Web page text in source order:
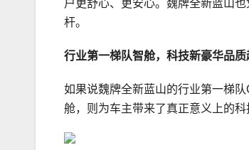
户更舒心、更安心。魏牌全新蓝山
杆。
行业第一梯队智舱， 科技新豪华品质
如果说魏牌全新蓝山的行业第一梯
舱，则为车主带来了真正意义上的科